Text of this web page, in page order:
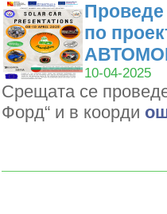
по
10-04-2025
Срещата се
Форд“ и в коорди